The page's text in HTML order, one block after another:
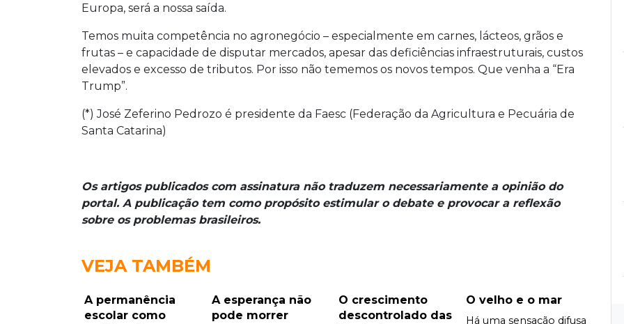
Europa, será a nossa saída.
Temos muita competência no agronegócio – especialmente em carnes, lácteos, grãos e
frutas – e capacidade de disputar mercados, apesar das deficiências infraestruturais, custos
elevados e excesso de tributos. Por isso não tememos os novos tempos. Que venha a “Era
Trump”.
(*) José Zeferino Pedrozo é presidente da Faesc (Federação da Agricultura e Pecuária de
Santa Catarina)
Os artigos publicados com assinatura não traduzem necessariamente a opinião do
portal. A publicação tem como propósito estimular o debate e provocar a reflexão
sobre os problemas brasileiros.
VEJA TAMBÉM
A permanência
escolar como
A esperança não
pode morrer
O crescimento
descontrolado das
O velho e o mar
Há uma sensação difusa